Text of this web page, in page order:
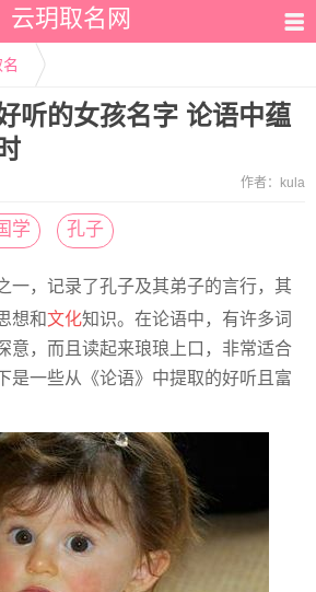
云玥取名网
听的女孩名字 论语中蕴
作者： kula
学 孔子
一，记录了孔子及其弟子的言行，其
想和文化知识。在论语中，有许多词
意，而且读起来琅琅上口，非常适合
是一些从《论语》中提取的好听且富